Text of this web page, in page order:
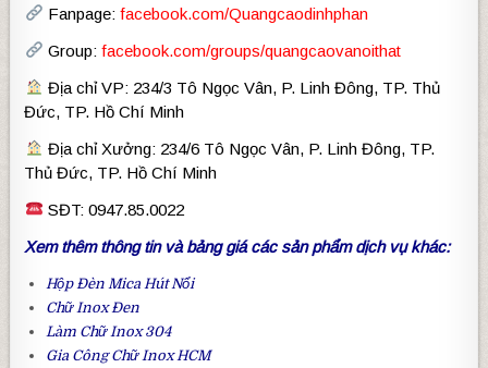
Fanpage: facebook.com/Quangcaodinhphan
Group: facebook.com/groups/quangcaovanoithat
Địa chỉ VP: 234/3 Tô Ngọc Vân, P. Linh Đông, TP. Thủ
Đức, TP. Hồ Chí Minh
Địa chỉ Xưởng: 234/6 Tô Ngọc Vân, P. Linh Đông, TP.
Thủ Đức, TP. Hồ Chí Minh
SĐT: 0947.85.0022
Xem thêm thông tin và bảng giá các sản phẩm dịch vụ khác:
Hộp Đèn Mica Hút Nổi
Chữ Inox Đen
Làm Chữ Inox 304
Gia Công Chữ Inox HCM